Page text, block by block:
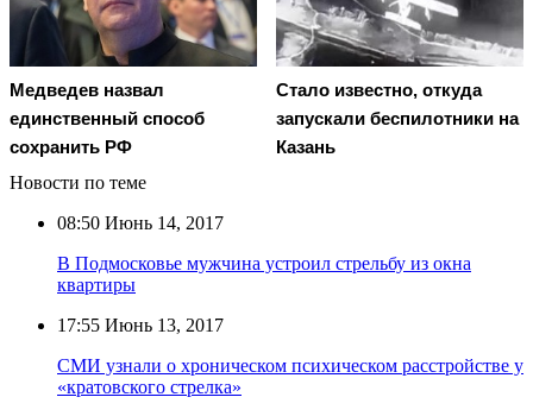
Медведев назвал
единственный способ
сохранить РФ
Стало известно, откуда
запускали беспилотники на
Казань
Новости по теме
08:50 Июнь 14, 2017
В Подмосковье мужчина устроил стрельбу из окна
квартиры
17:55 Июнь 13, 2017
СМИ узнали о хроническом психическом расстройстве у
«кратовского стрелка»